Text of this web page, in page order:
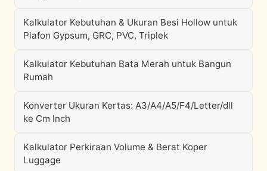
Kalkulator Kebutuhan & Ukuran Besi Hollow untuk
Plafon Gypsum, GRC, PVC, Triplek
Kalkulator Kebutuhan Bata Merah untuk Bangun
Rumah
Konverter Ukuran Kertas: A3/A4/A5/F4/Letter/dll
ke Cm Inch
Kalkulator Perkiraan Volume & Berat Koper
Luggage